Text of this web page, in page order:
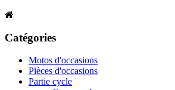
Catégories
Motos d'occasions
Pièces d'occasions
Partie cycle